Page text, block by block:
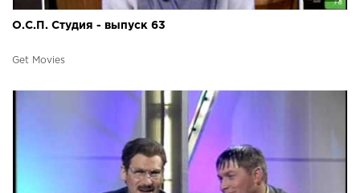
О.С.П. Студия - выпуск 63
Get Movies